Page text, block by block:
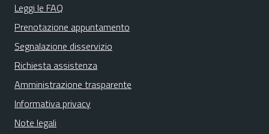
Leggi le FAQ
Prenotazione appuntamento
Segnalazione disservizio
Richiesta assistenza
Amministrazione trasparente
Informativa privacy
Note legali